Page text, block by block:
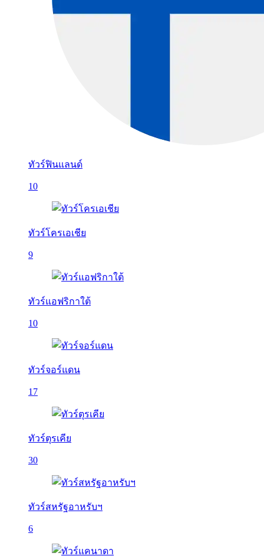
ทัวร์ฟินแลนด์
10
ทัวร์โครเอเชีย
9
ทัวร์แอฟริกาใต้
10
ทัวร์จอร์แดน
17
ทัวร์ตุรเคีย
30
ทัวร์สหรัฐอาหรับฯ
6